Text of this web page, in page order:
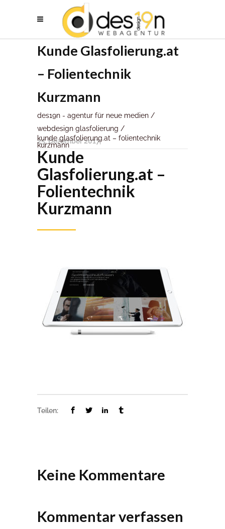
Kunde Glasfolierung.at
– Folientechnik
Kurzmann
des19n - agentur für neue medien /
webdesign glasfolierung /
kunde glasfolierung.at – folientechnik
kurzmann
25. Dezember 2017
Kunde
Glasfolierung.at –
Folientechnik
Kurzmann
Teilen:
Keine Kommentare
Kommentar verfassen